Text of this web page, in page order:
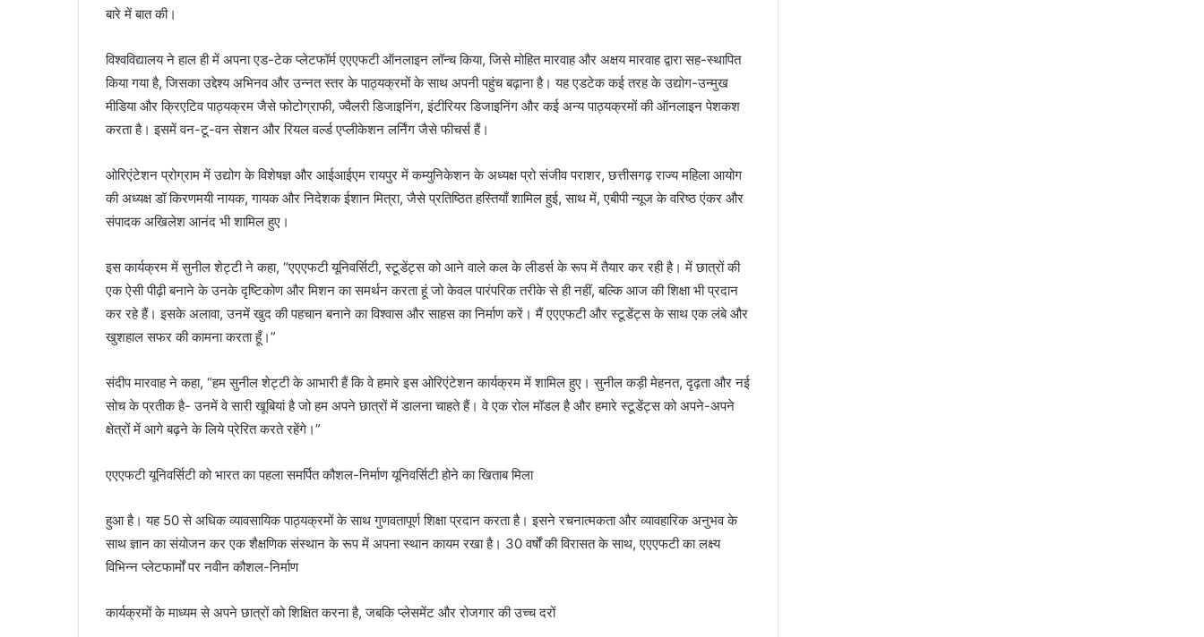
बारे में बात की।
विश्वविद्यालय ने हाल ही में अपना एड-टेक प्लेटफॉर्म एएएफटी ऑनलाइन लॉन्च किया, जिसे मोहित मारवाह और अक्षय मारवाह द्वारा सह-स्थापित
किया गया है, जिसका उद्देश्य अभिनव और उन्नत स्तर के पाठ्यक्रमों के साथ अपनी पहुंच बढ़ाना है। यह एडटेक कई तरह के उद्योग-उन्मुख
मीडिया और क्रिएटिव पाठ्यक्रम जैसे फोटोग्राफी, ज्वैलरी डिजाइनिंग, इंटीरियर डिजाइनिंग और कई अन्य पाठ्यक्रमों की ऑनलाइन पेशकश
करता है। इसमें वन-टू-वन सेशन और रियल वर्ल्ड एप्लीकेशन लर्निंग जैसे फीचर्स हैं।
ओरिएंटेशन प्रोग्राम में उद्योग के विशेषज्ञ और आईआईएम रायपुर में कम्युनिकेशन के अध्यक्ष प्रो संजीव पराशर, छत्तीसगढ़ राज्य महिला आयोग
की अध्यक्ष डॉ किरणमयी नायक, गायक और निदेशक ईशान मित्रा, जैसे प्रतिष्ठित हस्तियाँ शामिल हुई, साथ में, एबीपी न्यूज के वरिष्ठ एंकर और
संपादक अखिलेश आनंद भी शामिल हुए।
इस कार्यक्रम में सुनील शेट्टी ने कहा, “एएएफटी यूनिवर्सिटी, स्टूडेंट्स को आने वाले कल के लीडर्स के रूप में तैयार कर रही है। में छात्रों की
एक ऐसी पीढ़ी बनाने के उनके दृष्टिकोण और मिशन का समर्थन करता हूं जो केवल पारंपरिक तरीके से ही नहीं, बल्कि आज की शिक्षा भी प्रदान
कर रहे हैं। इसके अलावा, उनमें खुद की पहचान बनाने का विश्वास और साहस का निर्माण करें। मैं एएएफटी और स्टूडेंट्स के साथ एक लंबे और
खुशहाल सफर की कामना करता हूँ।”
संदीप मारवाह ने कहा, “हम सुनील शेट्टी के आभारी हैं कि वे हमारे इस ओरिएंटेशन कार्यक्रम में शामिल हुए। सुनील कड़ी मेहनत, दृढ़ता और नई
सोच के प्रतीक है- उनमें वे सारी खूबियां है जो हम अपने छात्रों में डालना चाहते हैं। वे एक रोल मॉडल है और हमारे स्टूडेंट्स को अपने-अपने
क्षेत्रों में आगे बढ़ने के लिये प्रेरित करते रहेंगे।”
एएएफटी यूनिवर्सिटी को भारत का पहला समर्पित कौशल-निर्माण यूनिवर्सिटी होने का खिताब मिला
हुआ है। यह 50 से अधिक व्यावसायिक पाठ्यक्रमों के साथ गुणवतापूर्ण शिक्षा प्रदान करता है। इसने रचनात्मकता और व्यावहारिक अनुभव के
साथ ज्ञान का संयोजन कर एक शैक्षणिक संस्थान के रूप में अपना स्थान कायम रखा है। 30 वर्षों की विरासत के साथ, एएएफटी का लक्ष्य
विभिन्न प्लेटफार्मों पर नवीन कौशल-निर्माण
कार्यक्रमों के माध्यम से अपने छात्रों को शिक्षित करना है, जबकि प्लेसमेंट और रोजगार की उच्च दरों